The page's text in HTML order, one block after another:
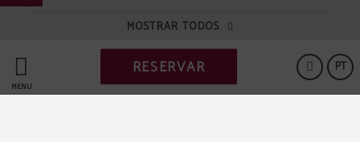
MENU
PT
RESERVAR
MOSTRAR TODOS
Livro de Reclamações